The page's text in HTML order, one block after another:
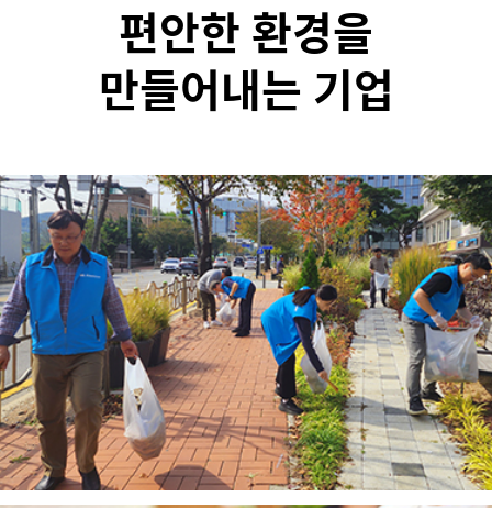
편안한 환경을
만들어내는 기업